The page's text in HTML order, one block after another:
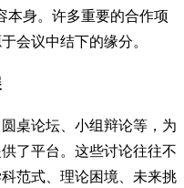
本身。许多重要的合作项
会议中结下的缘分。
桌论坛、小组辩论等，为
了平台。这些讨论往往不
范式、理论困境、未来挑